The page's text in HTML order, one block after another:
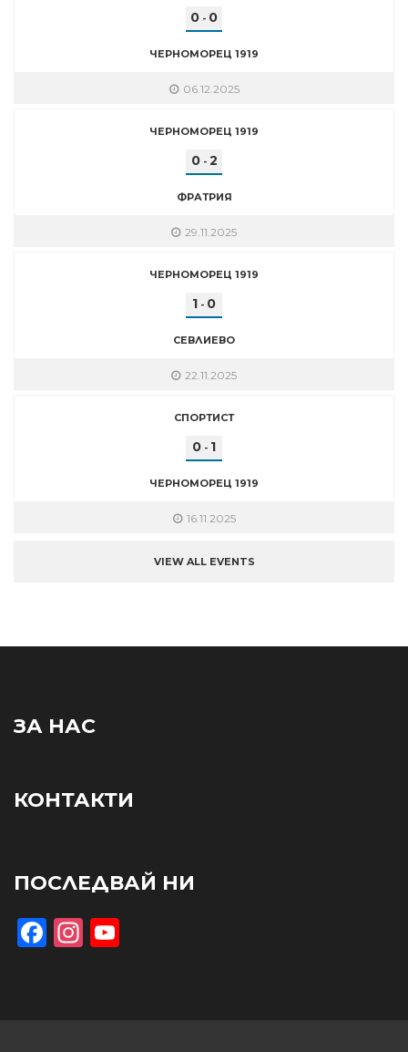
0 - 0
ЧЕРНОМОРЕЦ 1919
06.12.2025
ЧЕРНОМОРЕЦ 1919
0- 2
ФРАТРИЯ
29.11.2025
ЧЕРНОМОРЕЦ 1919
1 - 0
СЕВЛИЕВО
22.11.2025
СПОРТИСТ
0 - 1
ЧЕРНОМОРЕЦ 1919
16.11.2025
VIEW ALL EVENTS
ЗА НАС
КОНТАКТИ
ПОСЛЕДВАЙ НИ
Facebook
Instagram